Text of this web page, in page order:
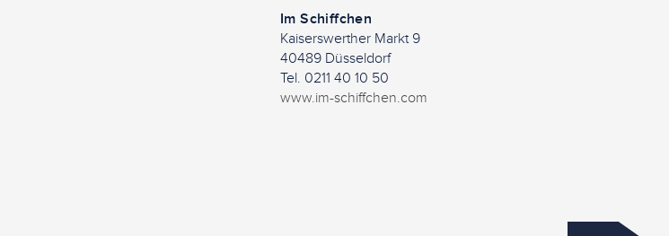
Im Schiffchen
Kaiserswerther Markt 9
40489 Düsseldorf
Tel. 0211 40 10 50
www.im-schiffchen.com